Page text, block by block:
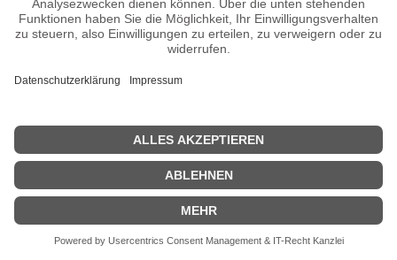
Geraldo Rivera Wiki, Herkunft, Geburtstag, verheiratet, Kinder etc.
n.n.v. - Die offizielle Geraldo Rivera Homepage / X / Instagram /
Sendungen mit Geraldo Rivera Filme
| Biografie kurz |Personen| Impressum